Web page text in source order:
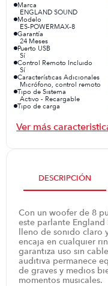
Marca
ENGLAND SOUND
Modelo
ES-POWERMAX-8
Garantía
24 Meses
Puerto USB
Sí
Control Remoto Incluido
Sí
Características Adicionales
Micrófono, control remoto
Tipo de Sistema
Activo - Recargable
Tipo de carga
No
DESCRIPCIÓN
Con un woofer de 8
este parlante England
lleno de sonido claro
encaja en cualquier
garantiza uso sin
auditiva permanece
de graves y medios
momentos musicales.